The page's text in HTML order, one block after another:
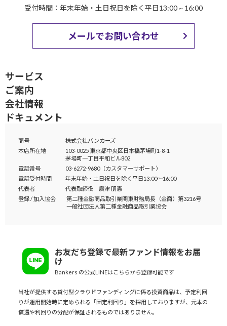
受付時間：年末年始・土日祝日を除く平日13:00 ~ 16:00
メールでお問い合わせ
サービス
ご案内
会社情報
ドキュメント
商号
株式会社バンカーズ
本店所在地
103-0025 東京都中央区日本橋茅場町1-8-1
茅場町一丁目平和ビル802
電話番号
03-6272-9680（カスタマーサポート）
電話受付時間
年末年始・土日祝日を除く平日13:00～16:00
代表者
代表取締役 廣津 朋憲
登録 / 加入協会
第二種金融商品取引業関東財務局長（金商）第3216号
一般社団法人第二種金融商品取引業協会
お友だち登録で最新ファンド情報をお届
け
Bankers の公式LINEはこちらから登録可能です
当社が提供する貸付型クラウドファンディングに係る投資商品は、予定利回
りが運用開始時に定められる「固定利回り」を採用しておりますが、元本の
償還や利回りの分配が保証されるものではありません。